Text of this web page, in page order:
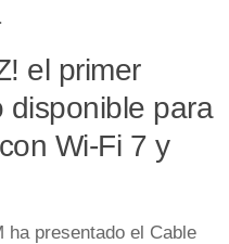
el primer
disponible para
Wi-Fi 7 y
ha presentado el Cable